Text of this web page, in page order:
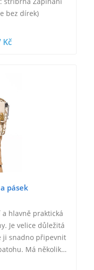
bez dírek)
Kč
pásek
hlavně praktická
Je velice důležitá
ji snadno připevnit
Má několik…